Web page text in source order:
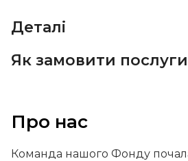
Про нас
Команда нашого Фонду
Деталі
Як замовити послуги